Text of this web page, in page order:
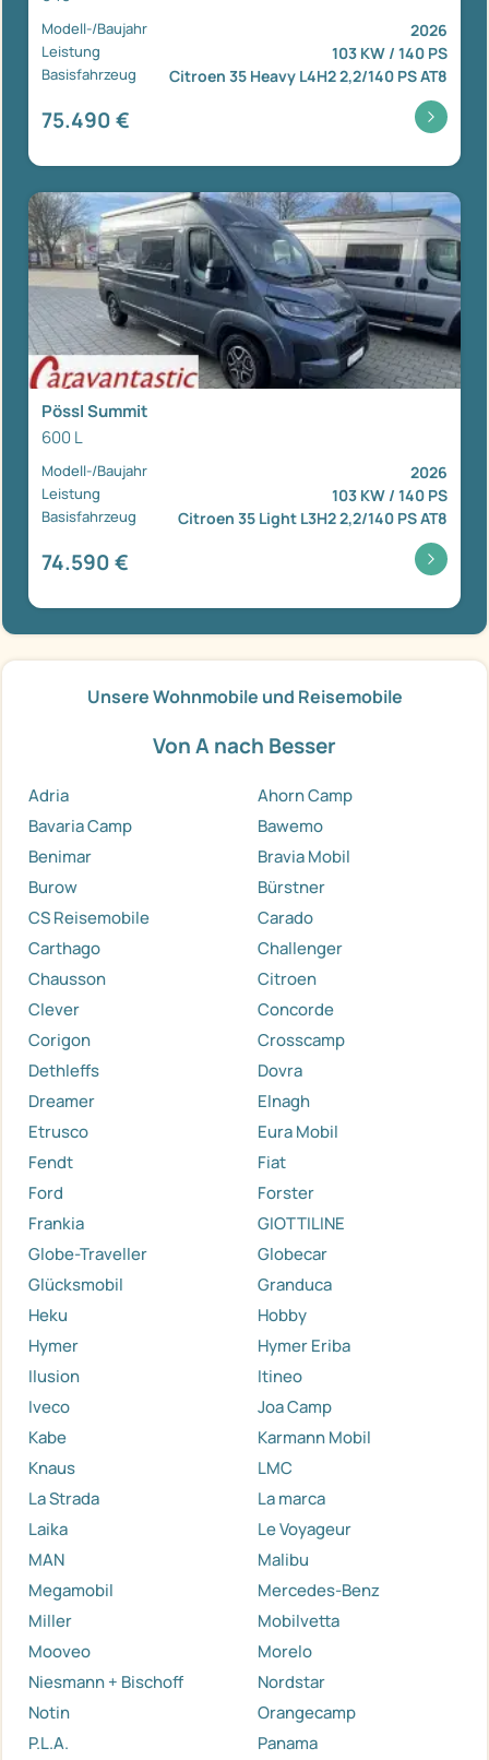
Modell-/Baujahr 2026
Leistung 103 KW / 140 PS
Basisfahrzeug Citroen 35 Heavy L4H2 2,2/140 PS AT8
75.490 €
Pössl Summit
600 L
Modell-/Baujahr 2026
Leistung 103 KW / 140 PS
Basisfahrzeug Citroen 35 Light L3H2 2,2/140 PS AT8
74.590 €
Unsere Wohnmobile und Reisemobile
Von A nach Besser
Adria
Ahorn Camp
Bavaria Camp
Bawemo
Benimar
Bravia Mobil
Burow
Bürstner
CS Reisemobile
Carado
Carthago
Challenger
Chausson
Citroen
Clever
Concorde
Corigon
Crosscamp
Dethleffs
Dovra
Dreamer
Elnagh
Etrusco
Eura Mobil
Fendt
Fiat
Ford
Forster
Frankia
GIOTTILINE
Globe-Traveller
Globecar
Glücksmobil
Granduca
Heku
Hobby
Hymer
Hymer Eriba
Ilusion
Itineo
Iveco
Joa Camp
Kabe
Karmann Mobil
Knaus
LMC
La Strada
La marca
Laika
Le Voyageur
MAN
Malibu
Megamobil
Mercedes-Benz
Miller
Mobilvetta
Mooveo
Morelo
Niesmann + Bischoff
Nordstar
Notin
Orangecamp
P.L.A.
Panama